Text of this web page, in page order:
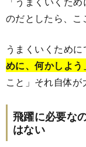
のだとしたら、こ
うまくいくために
めに、何かしよう
こと」それ自体が
飛躍に必要な
はない